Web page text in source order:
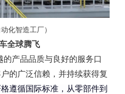
动化智造工厂）
全球腾飞
的产品品质与良好的服务口
的广泛信赖，并持续获得复
遵循国际标准，从零部件到